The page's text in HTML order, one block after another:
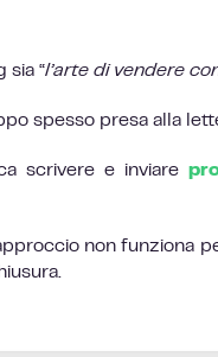
sia “l’arte di vendere
spesso presa alla
scrivere e inviare
non funziona